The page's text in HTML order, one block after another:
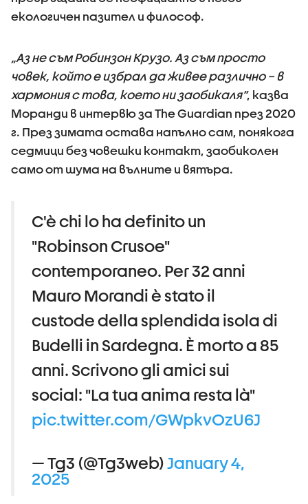
екологичен пазител и философ.
„Аз не съм Робинзон Крузо. Аз съм просто
човек, който е избрал да живее различно – в
хармония с това, което ни заобикаля“, казва
Моранди в интервю за The Guardian през 2020
г. През зимата остава напълно сам, понякога
седмици без човешки контакт, заобиколен
само от шума на вълните и вятъра.
C'è chi lo ha definito un
"Robinson Crusoe"
contemporaneo. Per 32 anni
Mauro Morandi è stato il
custode della splendida isola di
Budelli in Sardegna. È morto a 85
anni. Scrivono gli amici sui
social: "La tua anima resta là"
pic.twitter.com/GWpkvOzU6J
— Tg3 (@Tg3web)January 4,
2025